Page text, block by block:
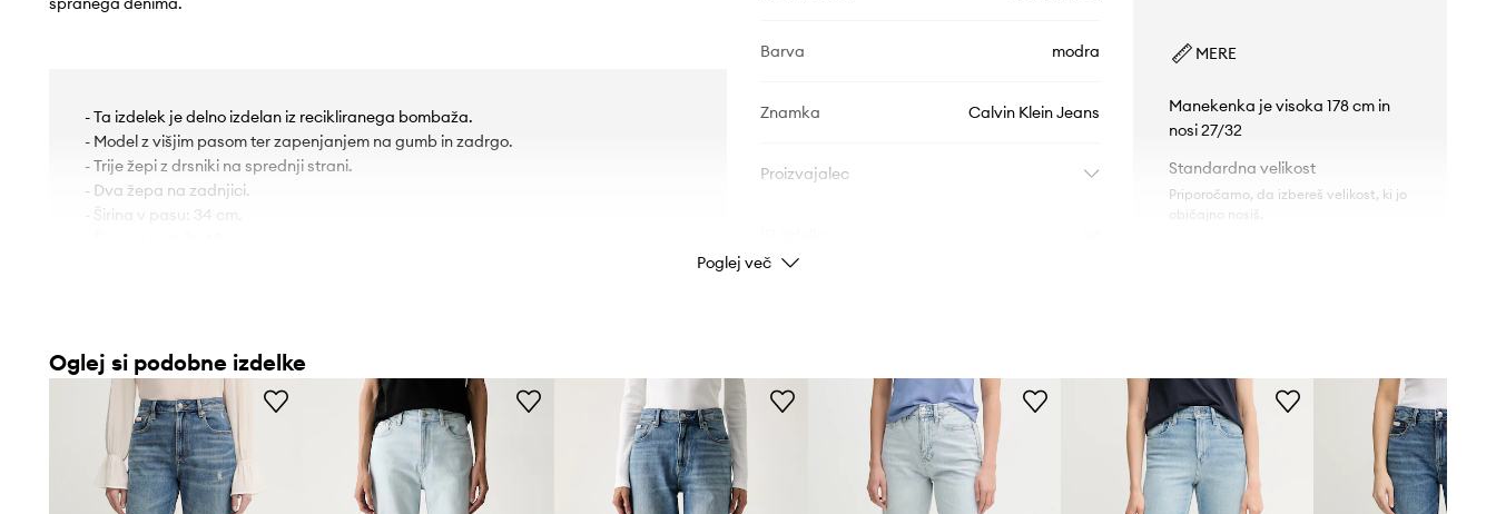
- Ta izdelek je delno izdelan iz recikliranega bombaža.
- Model z višjim pasom ter zapenjanjem na gumb in zadrgo.
- Trije žepi z drsniki na sprednji strani.
- Dva žepa na zadnjici.
- Širina v pasu: 34 cm.
- Dimenzije so podane za velikost: 27/32.
Barva modra
Znamka Calvin Klein Jeans
Proizvajalec
MERE
Manekenka je visoka 178 cm in
nosi 27/32
Standardna velikost
Priporočamo, da izbereš velikost, ki jo
običajno nosiš.
Poglej več
Oglej si podobne izdelke